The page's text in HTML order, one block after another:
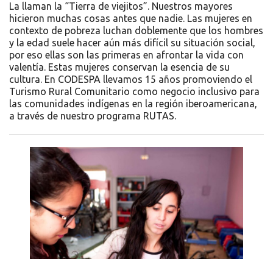
La llaman la “Tierra de viejitos”. Nuestros mayores
hicieron muchas cosas antes que nadie. Las mujeres en
contexto de pobreza luchan doblemente que los hombres
y la edad suele hacer aún más difícil su situación social,
por eso ellas son las primeras en afrontar la vida con
valentía. Estas mujeres conservan la esencia de su
cultura. En CODESPA llevamos 15 años promoviendo el
Turismo Rural Comunitario como negocio inclusivo para
las comunidades indígenas en la región iberoamericana,
a través de nuestro programa RUTAS.